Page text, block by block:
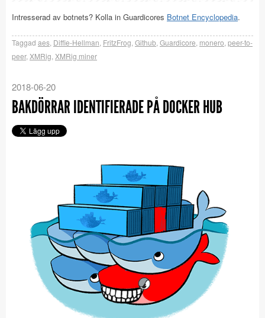
Intresserad av botnets? Kolla in Guardicores Botnet Encyclopedia.
Taggad aes Diffie-Hellman FritzFrog Github Guardicore monero peer-to-
peer, XMRig XMRig miner
2018-06-20
BAKDÖRRAR IDENTIFIERADE PÅ DOCKER HUB